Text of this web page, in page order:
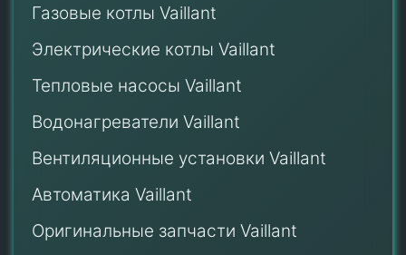
Газовые котлы Vaillant
Электрические котлы Vaillant
Тепловые насосы Vaillant
Водонагреватели Vaillant
Вентиляционные установки Vaillant
Автоматика Vaillant
Оригинальные запчасти Vaillant